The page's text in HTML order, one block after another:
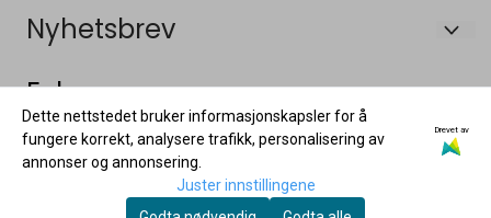
Org. nr. 926448315 MVA
Tlf: 40052400
post@motas.no
Frakt og retur
Personvernerklæring
Garanti og reklamasjon
Våre tilhenger forhandlere
Om oss
Personvernerklæring
Garanti og reklamasjon
Nyhetsbrev
E-post
Registrer deg
Følg oss:
Dette nettstedet bruker informasjonskapsler for å
fungere korrekt, analysere trafikk, personalisering av
annonser og annonsering.
Drevet av
Juster innstillingene